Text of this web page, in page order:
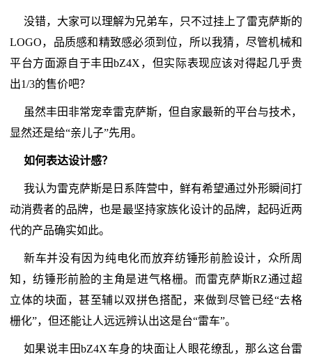
没错，大家可以理解为兄弟车，只不过挂上了雷克萨斯的
LOGO，品质感和精致感必须到位，所以我猜，尽管机械和
平台方面源自于丰田bZ4X，但实际表现应该对得起几乎贵
出1/3的售价吧？
虽然丰田非常宠幸雷克萨斯，但自家最新的平台与技术，
显然还是给“亲儿子”先用。
如何表达设计感？
我认为雷克萨斯是日系阵营中，鲜有希望通过外形瞬间打
动消费者的品牌，也是最坚持家族化设计的品牌，起码近两
代的产品确实如此。
新车并没有因为纯电化而放弃纺锤形前脸设计，众所周
知，纺锤形前脸的主角是进气格栅。而雷克萨斯RZ通过超
立体的块面，甚至辅以双拼色搭配，来做到尽管已经“去格
栅化”，但还能让人远远辨认出这是台“雷车”。
如果说丰田bZ4X车身的块面让人眼花缭乱，那么这台雷